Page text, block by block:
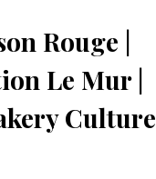
Rouge |
Le Mur |
Culture